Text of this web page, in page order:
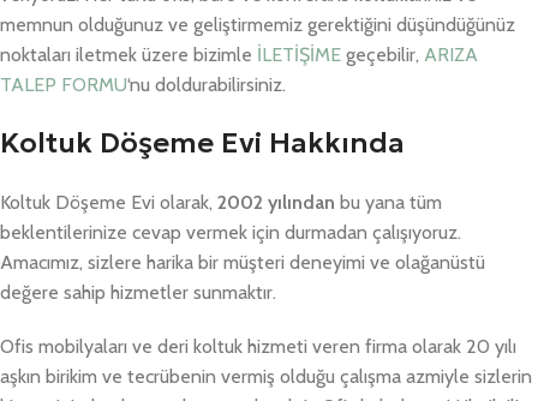
memnun olduğunuz ve geliştirmemiz gerektiğini düşündüğünüz
noktaları iletmek üzere bizimle İLETİŞİME geçebilir, ARIZA
TALEP FORMU‘nu doldurabilirsiniz.
Koltuk Döşeme Evi Hakkında
Koltuk Döşeme Evi olarak, 2002 yılından bu yana tüm
beklentilerinize cevap vermek için durmadan çalışıyoruz.
Amacımız, sizlere harika bir müşteri deneyimi ve olağanüstü
değere sahip hizmetler sunmaktır.
Ofis mobilyaları ve deri koltuk hizmeti veren firma olarak 20 yılı
aşkın birikim ve tecrübenin vermiş olduğu çalışma azmiyle sizlerin